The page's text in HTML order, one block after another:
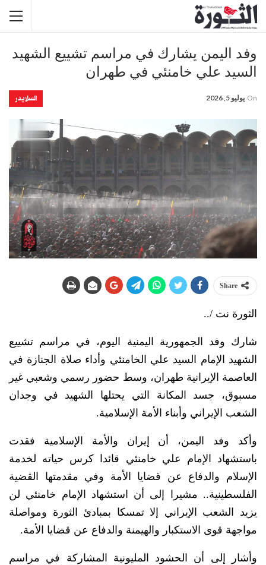
وفد اليمن يشارك في مراسم تشييع الشهيد
السيد علي خامنئي في طهران
السلايدر On يوليو 5, 2026
Share
الثورة نت /..
شارك وفد الجمهورية اليمنية اليوم، في مراسم تشييع
الشهيد الإمام السيد علي الخامنئي وأداء صلاة الجنازة في
العاصمة الإيرانية طهران، وسط حضور رسمي وشعبي غير
مسبوق، جسد المكانة التي يحتلها الشهيد في وجدان
الشعب الإيراني وأبناء الأمة الإسلامية.
وأكد وفد اليمن، أن إيران والأمة الإسلامية فقدت
باستشهاد الإمام علي خامنئي قائدا كرس حياته لخدمة
الإسلام والدفاع عن قضايا الأمة وفي مقدمتها القضية
الفلسطينية.. مشيرا إلى أن استشهاد الإمام خامنئي لن
يزيد الشعب الإيراني إلا تمسكا بمبادئ الثورة ومواصلة
مواجهة قوى الاستكبار والهيمنة والدفاع عن قضايا الأمة.
وأشار إلى أن الحشود المليونية المشاركة في مراسم